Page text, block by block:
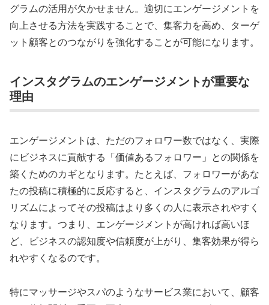
グラムの活用が欠かせません。適切にエンゲージメントを
向上させる方法を実践することで、集客力を高め、ターゲ
ット顧客とのつながりを強化することが可能になります。
インスタグラムのエンゲージメントが重要な
理由
エンゲージメントは、ただのフォロワー数ではなく、実際
にビジネスに貢献する「価値あるフォロワー」との関係を
築くためのカギとなります。たとえば、フォロワーがあな
たの投稿に積極的に反応すると、インスタグラムのアルゴ
リズムによってその投稿はより多くの人に表示されやすく
なります。つまり、エンゲージメントが高ければ高いほ
ど、ビジネスの認知度や信頼度が上がり、集客効果が得ら
れやすくなるのです。
特にマッサージやスパのようなサービス業において、顧客